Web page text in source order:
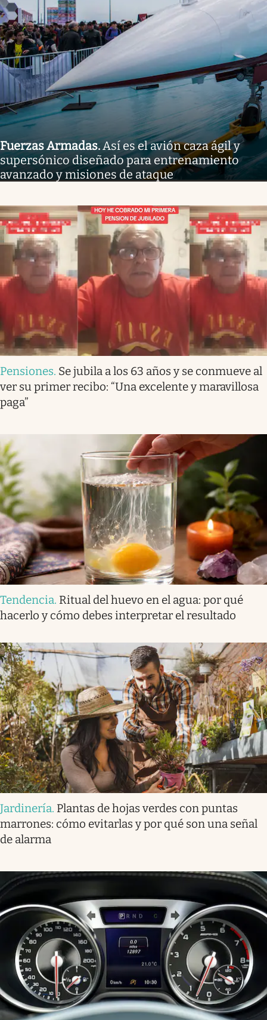
Fuerzas Armadas.Así es el avión caza ágil y
supersónico diseñado para entrenamiento
avanzado y misiones de ataque
Pensiones. Se jubila a los 63 años y se conmueve al
ver su primer recibo: “Una excelente y maravillosa
paga”
Tendencia. Ritual del huevo en el agua: por qué
hacerlo y cómo debes interpretar el resultado
Jardinería. Plantas de hojas verdes con puntas
marrones: cómo evitarlas y por qué son una señal
de alarma